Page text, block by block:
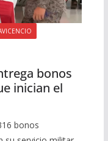
bonos
inician el
bonos